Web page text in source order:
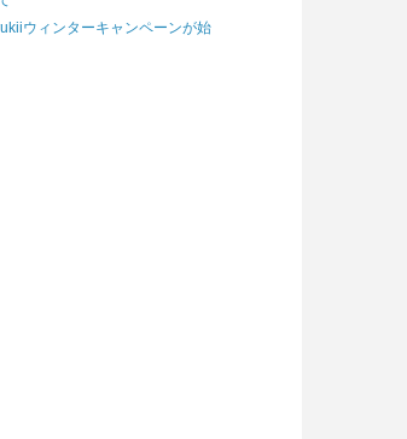
ウィンターキャンペーンが始